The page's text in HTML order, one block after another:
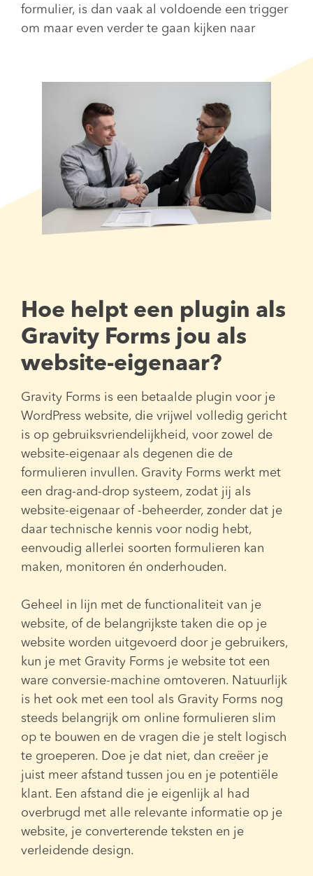
formulier, is dan vaak al voldoende een trigger
om maar even verder te gaan kijken naar
Hoe helpt een plugin als
Gravity Forms jou als
website-eigenaar?
Gravity Forms is een betaalde plugin voor je
WordPress website, die vrijwel volledig gericht
is op gebruiksvriendelijkheid, voor zowel de
website-eigenaar als degenen die de
formulieren invullen. Gravity Forms werkt met
een drag-and-drop systeem, zodat jij als
website-eigenaar of -beheerder, zonder dat je
daar technische kennis voor nodig hebt,
eenvoudig allerlei soorten formulieren kan
maken, monitoren én onderhouden.
Geheel in lijn met de functionaliteit van je
website, of de belangrijkste taken die op je
website worden uitgevoerd door je gebruikers,
kun je met Gravity Forms je website tot een
ware conversie-machine omtoveren. Natuurlijk
is het ook met een tool als Gravity Forms nog
steeds belangrijk om online formulieren slim
op te bouwen en de vragen die je stelt logisch
te groeperen. Doe je dat niet, dan creëer je
juist meer afstand tussen jou en je potentiële
klant. Een afstand die je eigenlijk al had
overbrugd met alle relevante informatie op je
website, je converterende teksten en je
verleidende design.